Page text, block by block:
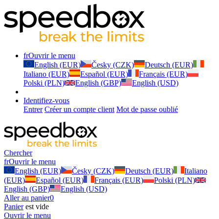
frOuvrir le menu
English (EUR)
Česky (CZK)
Deutsch (EUR)
Italiano (EUR)
Español (EUR)
Français (EUR)
Polski (PLN)
English (GBP) English (USD)
Identifiez-vous
Entrer Créer un compte client Mot de passe oublié
Chercher
frOuvrir le menu
English (EUR)
Česky (CZK) Deutsch (EUR)
Italiano
(EUR)
Español (EUR) Français (EUR)
Polski (PLN)
English (GBP)
English (USD)
Aller au panier0
Panierest vide
Ouvrir le menu